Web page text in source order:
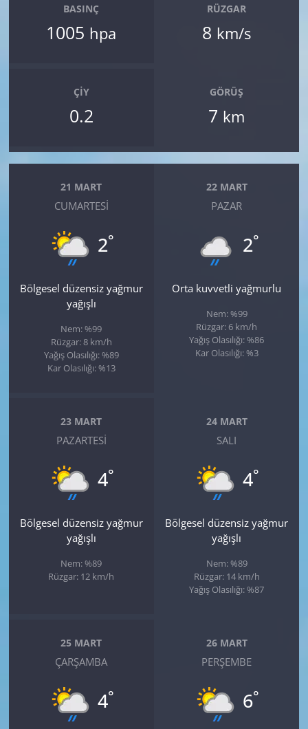
BASINÇ
1005 hpa
RÜZGAR
8 km/s
ÇIY
0.2
GÖRÜŞ
7 km
21 MART
CUMARTESI
2°
Bölgesel düzensiz yağmur
yağışlı
Nem: %99
Rüzgar: 8 km/h
Yağış Olasılığı: %89
Kar Olasılığı: %13
22 MART
PAZAR
2°
Orta kuvvetli yağmurlu
Nem: %99
Rüzgar: 6 km/h
Yağış Olasılığı: %86
Kar Olasılığı: %3
23 MART
PAZARTESI
4°
Bölgesel düzensiz yağmur
yağışlı
Nem: %89
Rüzgar: 12 km/h
24 MART
SALI
4°
Bölgesel düzensiz yağmur
yağışlı
Nem: %89
Rüzgar: 14 km/h
Yağış Olasılığı: %87
25 MART
ÇARŞAMBA
4°
26 MART
PERŞEMBE
6°